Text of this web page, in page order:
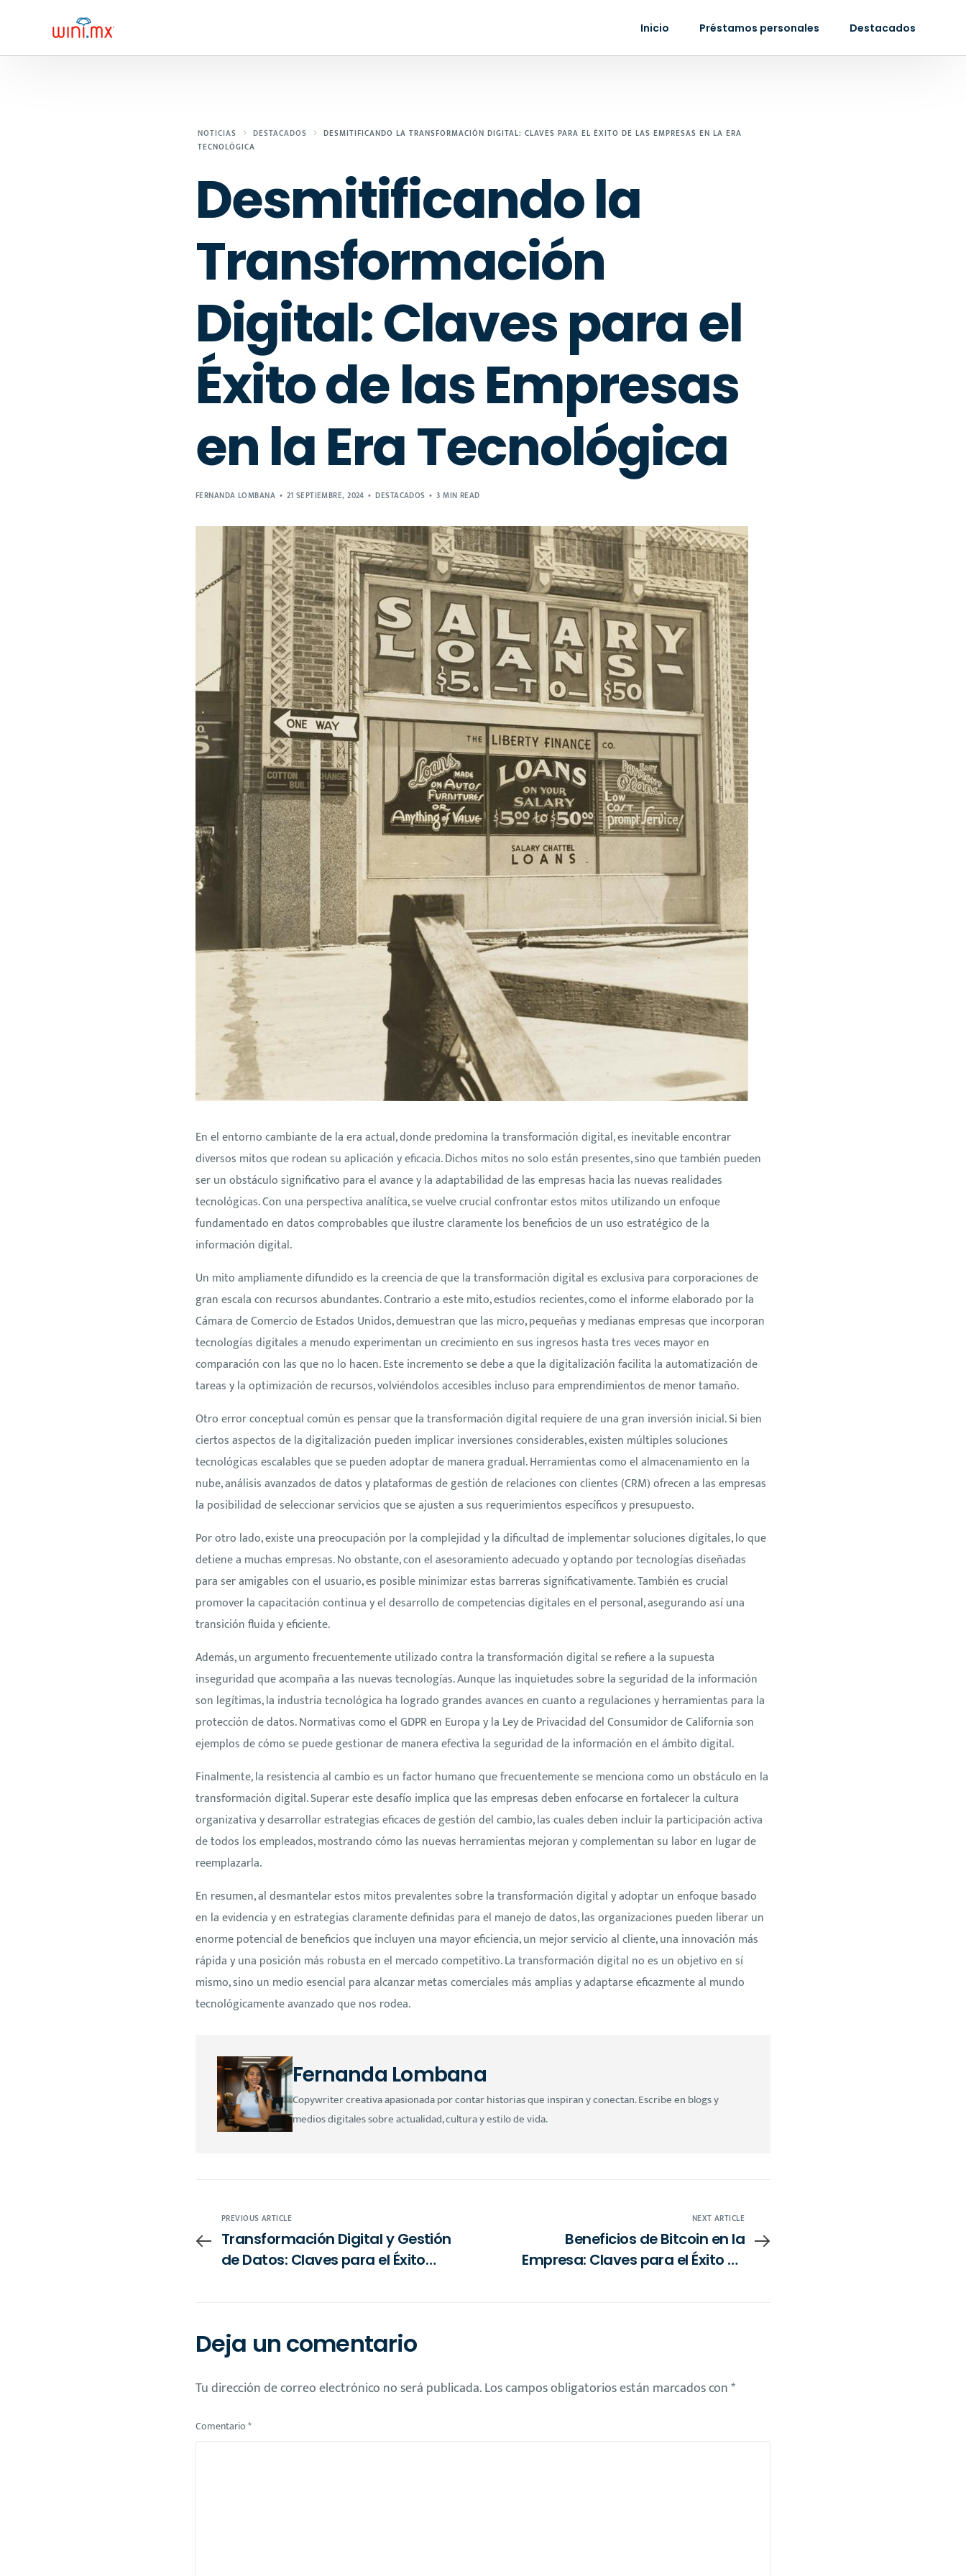
Inicio Préstamos personales Destacados
NOTICIAS DESTACADOS
DESMITIFICANDO LA TRANSFORMACIÓN DIGITAL: CLAVES PARA EL ÉXITO DE LAS EMPRESAS EN LA ERA
TECNOLÓGICA
Desmitificando la
Transformación
Digital: Claves para el
Éxito de las Empresas
en la Era Tecnológica
FERNANDA LOMBANA 21 SEPTIEMBRE, 2024 DESTACADOS 3 MIN READ
En el entorno cambiante de la era actual, donde predomina la transformación digital, es inevitable encontrar
diversos mitos que rodean su aplicación y eficacia. Dichos mitos no solo están presentes, sino que también pueden
ser un obstáculo significativo para el avance y la adaptabilidad de las empresas hacia las nuevas realidades
tecnológicas. Con una perspectiva analítica, se vuelve crucial confrontar estos mitos utilizando un enfoque
fundamentado en datos comprobables que ilustre claramente los beneficios de un uso estratégico de la
información digital.
Un mito ampliamente difundido es la creencia de que la transformación digital es exclusiva para corporaciones de
gran escala con recursos abundantes. Contrario a este mito, estudios recientes, como el informe elaborado por la
Cámara de Comercio de Estados Unidos, demuestran que las micro, pequeñas y medianas empresas que incorporan
tecnologías digitales a menudo experimentan un crecimiento en sus ingresos hasta tres veces mayor en
comparación con las que no lo hacen. Este incremento se debe a que la digitalización facilita la automatización de
tareas y la optimización de recursos, volviéndolos accesibles incluso para emprendimientos de menor tamaño.
Otro error conceptual común es pensar que la transformación digital requiere de una gran inversión inicial. Si bien
ciertos aspectos de la digitalización pueden implicar inversiones considerables, existen múltiples soluciones
tecnológicas escalables que se pueden adoptar de manera gradual. Herramientas como el almacenamiento en la
nube, análisis avanzados de datos y plataformas de gestión de relaciones con clientes (CRM) ofrecen a las empresas
la posibilidad de seleccionar servicios que se ajusten a sus requerimientos específicos y presupuesto.
Por otro lado, existe una preocupación por la complejidad y la dificultad de implementar soluciones digitales, lo que
detiene a muchas empresas. No obstante, con el asesoramiento adecuado y optando por tecnologías diseñadas
para ser amigables con el usuario, es posible minimizar estas barreras significativamente. También es crucial
promover la capacitación continua y el desarrollo de competencias digitales en el personal, asegurando así una
transición fluida y eficiente.
Además, un argumento frecuentemente utilizado contra la transformación digital se refiere a la supuesta
inseguridad que acompaña a las nuevas tecnologías. Aunque las inquietudes sobre la seguridad de la información
son legítimas, la industria tecnológica ha logrado grandes avances en cuanto a regulaciones y herramientas para la
protección de datos. Normativas como el GDPR en Europa y la Ley de Privacidad del Consumidor de California son
ejemplos de cómo se puede gestionar de manera efectiva la seguridad de la información en el ámbito digital.
Finalmente, la resistencia al cambio es un factor humano que frecuentemente se menciona como un obstáculo en la
transformación digital. Superar este desafío implica que las empresas deben enfocarse en fortalecer la cultura
organizativa y desarrollar estrategias eficaces de gestión del cambio, las cuales deben incluir la participación activa
de todos los empleados, mostrando cómo las nuevas herramientas mejoran y complementan su labor en lugar de
reemplazarla.
En resumen, al desmantelar estos mitos prevalentes sobre la transformación digital y adoptar un enfoque basado
en la evidencia y en estrategias claramente definidas para el manejo de datos, las organizaciones pueden liberar un
enorme potencial de beneficios que incluyen una mayor eficiencia, un mejor servicio al cliente, una innovación más
rápida y una posición más robusta en el mercado competitivo. La transformación digital no es un objetivo en sí
mismo, sino un medio esencial para alcanzar metas comerciales más amplias y adaptarse eficazmente al mundo
tecnológicamente avanzado que nos rodea.
Fernanda Lombana
Copywriter creativa apasionada por contar historias que inspiran y conectan. Escribe en blogs y
medios digitales sobre actualidad, cultura y estilo de vida.
PREVIOUS ARTICLE
Transformación Digital y Gestión
de Datos: Claves para el Éxito
NEXT ARTICLE
Beneficios de Bitcoin en la
Empresa: Claves para el Éxito en
Deja un comentario
Tu dirección de correo electrónico no será publicada.Los campos obligatorios están marcados con*
Comentario*